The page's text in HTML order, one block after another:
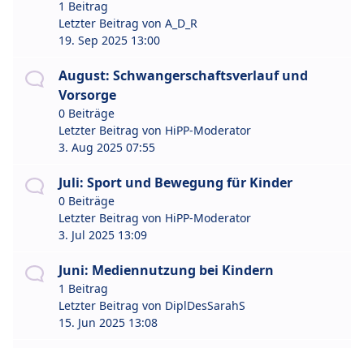
1 Beitrag
Letzter Beitrag von A_D_R
19. Sep 2025 13:00
August: Schwangerschaftsverlauf und
Vorsorge
0 Beiträge
Letzter Beitrag von HiPP-Moderator
3. Aug 2025 07:55
Juli: Sport und Bewegung für Kinder
0 Beiträge
Letzter Beitrag von HiPP-Moderator
3. Jul 2025 13:09
Juni: Mediennutzung bei Kindern
1 Beitrag
Letzter Beitrag von DiplDesSarahS
15. Jun 2025 13:08